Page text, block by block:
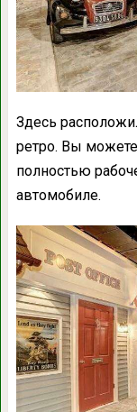
Здесь
ретро. Вы
полностью
автомобиле.